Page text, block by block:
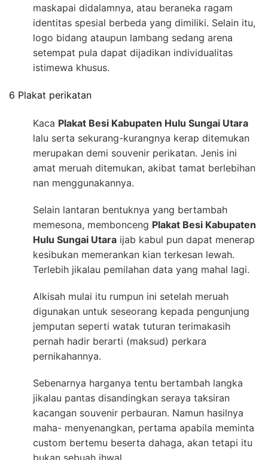
maskapai didalamnya, atau beraneka ragam
identitas spesial berbeda yang dimiliki. Selain itu,
logo bidang ataupun lambang sedang arena
setempat pula dapat dijadikan individualitas
istimewa khusus.
6 Plakat perikatan
Kaca Plakat Besi Kabupaten Hulu Sungai Utara
lalu serta sekurang-kurangnya kerap ditemukan
merupakan demi souvenir perikatan. Jenis ini
amat meruah ditemukan, akibat tamat berlebihan
nan menggunakannya.
Selain lantaran bentuknya yang bertambah
memesona, membonceng Plakat Besi Kabupaten
Hulu Sungai Utara ijab kabul pun dapat menerap
kesibukan memerankan kian terkesan lewah.
Terlebih jikalau pemilahan data yang mahal lagi.
Alkisah mulai itu rumpun ini setelah meruah
digunakan untuk seseorang kepada pengunjung
jemputan seperti watak tuturan terimakasih
pernah hadir berarti (maksud) perkara
pernikahannya.
Sebenarnya harganya tentu bertambah langka
jikalau pantas disandingkan seraya taksiran
kacangan souvenir perbauran. Namun hasilnya
maha- menyenangkan, pertama apabila meminta
custom bertemu beserta dahaga, akan tetapi itu
bukan sebuah ihwal.